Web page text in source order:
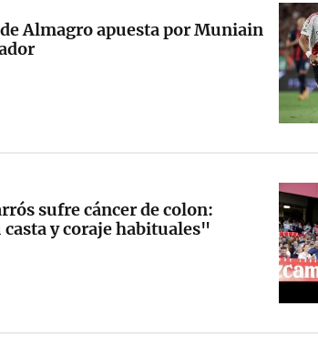
Almagro apuesta por Muniain
sufre cáncer de colon:
y coraje habituales"